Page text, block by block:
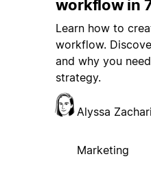
workflow in
Learn how to
workflow.
and why you
strategy.
Alyssa
Marketing